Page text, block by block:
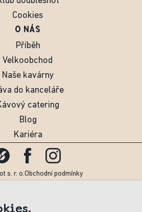
Cookies
O NÁS
Příběh
Velkoobchod
Naše kavárny
do kanceláře
catering
Blog
Kariéra
s. r. o.Obchodní podmínky